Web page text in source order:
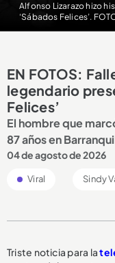
Alfonso Lizarazo hizo
‘Sábados Felices’.
EN FOTOS:
legendario
Felices’
El hombre que
87 años en
04 de agosto de 2026
Viral Sindy
Triste noticia para la